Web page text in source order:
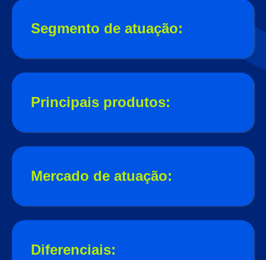
Segmento de atuação:
Principais produtos:
Mercado de atuação:
Diferenciais: